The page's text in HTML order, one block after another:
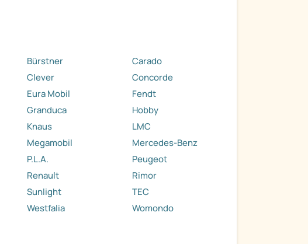
Bürstner
Carado
Clever
Concorde
Eura Mobil
Fendt
Granduca
Hobby
Knaus
LMC
Megamobil
Mercedes-Benz
P.L.A.
Peugeot
Renault
Rimor
Sunlight
TEC
Westfalia Womondo